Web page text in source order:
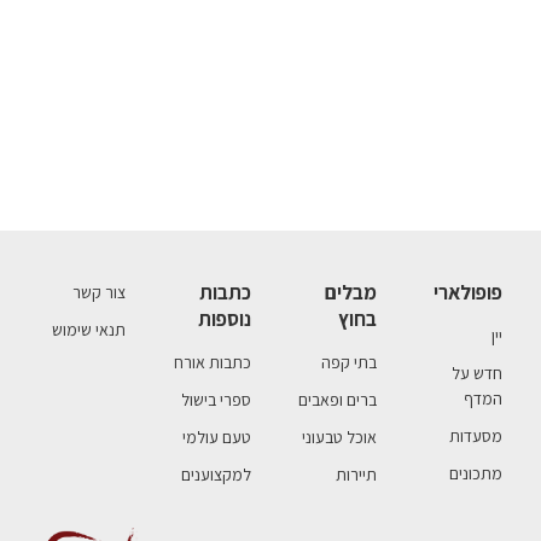
פופולארי
יין
חדש על
המדף
מסעדות
מתכונים
מבלים
בחוץ
בתי קפה
ברים ופאבים
אוכל טבעוני
תיירות
כתבות
נוספות
כתבות אורח
ספרי בישול
טעם עולמי
למקצוענים
צור קשר
תנאי שימוש